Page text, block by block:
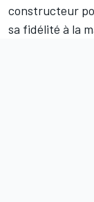
constructeur
sa fidélité à la